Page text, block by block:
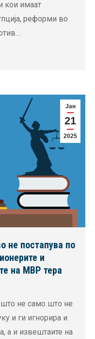
кои имаат
реформи во
Јан
21
2025
не постапува по
и
на МВР тера
не само што не
и ги игнорира и
а и извештаите на